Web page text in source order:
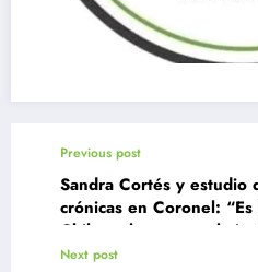
Previous post
Sandra Cortés y estudio
crónicas en Coronel:
Chile se hace un trabajo
cantidad de datos de alta
Next post